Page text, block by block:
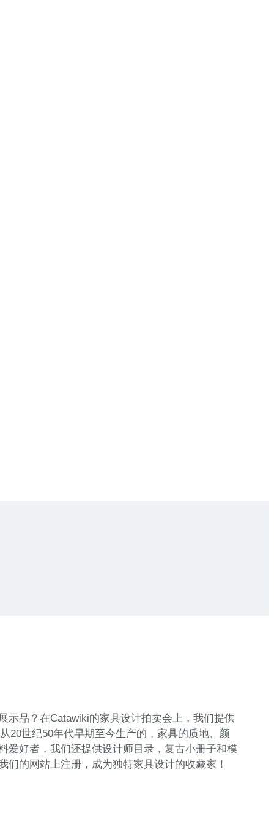
示品？在Catawiki的家具设计拍卖会上，我们提供
20世纪50年代早期至今生产的，家具的质地、颜
爱好者，我们还提供设计师目录，复古小册子和模
的网站上注册，成为独特家具设计的收藏家！